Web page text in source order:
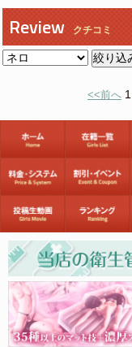
Review クチコミ
<<前へ1